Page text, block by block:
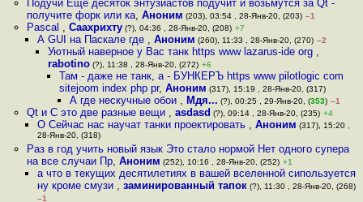
Подучи Еще десяток энтузиастов подучит и возьмутся за Qt -
получите форк или ка, Аноним (203), 03:54 , 28-Янв-20, (203) –1
Pascal , Саахрихту(?), 04:36 , 28-Янв-20, (208) +7
А GUI на Паскале где , Аноним (260), 11:33 , 28-Янв-20, (270) –2
Уютный наверное у Вас танк https www lazarus-ide org ,
rabotino (?), 11:38 , 28-Янв-20, (272) +6
Там - даже не танк, а - БУНКЕРЪ https www pilotlogic com
sitejoom index php pr, Аноним (317), 15:19 , 28-Янв-20, (317)
А где нескучные обои , Мдя... (?), 00:25 , 29-Янв-20, (353) –1
Qt и C это две разные вещи , asdasd (?), 09:14 , 28-Янв-20, (235) +4
О Сейчас нас научат танки проектировать , Аноним (317), 15:20 ,
28-Янв-20, (318)
Раз в год учить новый язык Это стало нормой Нет одного супера
на все случаи Пр, Аноним (252), 10:16 , 28-Янв-20, (252) +1
а что в текущих десятилетиях в вашей вселенной сипользуется
ну кроме смузи , заминированный тапок(?), 11:30 , 28-Янв-20, (268)
–1